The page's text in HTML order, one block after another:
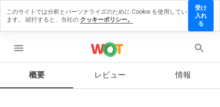
menu
概要 レビュー 情報
残す
ウェ
このサイトでは分析とパーソナライズのために Cookie を使用してい
ます。 続行すると、当社の クッキーポリシー。
受け
入れ
る